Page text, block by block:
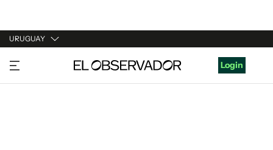
URUGUAY
URUGUAY
ARGENTINA
Login